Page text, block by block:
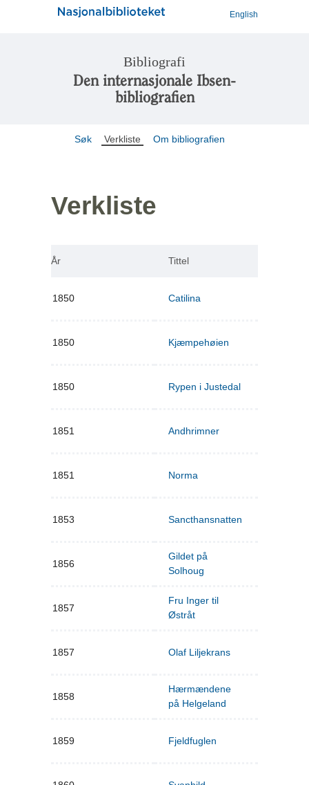
English
Bibliografi
Den internasjonale Ibsen-
bibliografien
Søk Verkliste Om bibliografien
Verkliste
År Tittel
1850 Catilina
1850 Kjæmpehøien
1850 Rypen i Justedal
1851 Andhrimner
1851 Norma
1853 Sancthansnatten
1856
Gildet på
Solhoug
1857
Fru Inger til
Østråt
1857 Olaf Liljekrans
1858
Hærmændene
på Helgeland
1859 Fjeldfuglen